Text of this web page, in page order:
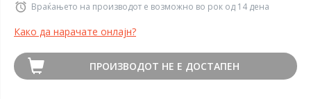
Враќањето на производот е возможно во рок од 14 дена
Како да нарачате онлајн?
ПРОИЗВОДОТ НЕ Е ДОСТАПЕН